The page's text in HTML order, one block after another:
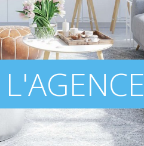
L'AGENCE